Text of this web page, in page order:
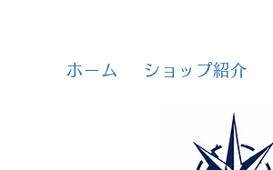
ホーム ショップ紹介